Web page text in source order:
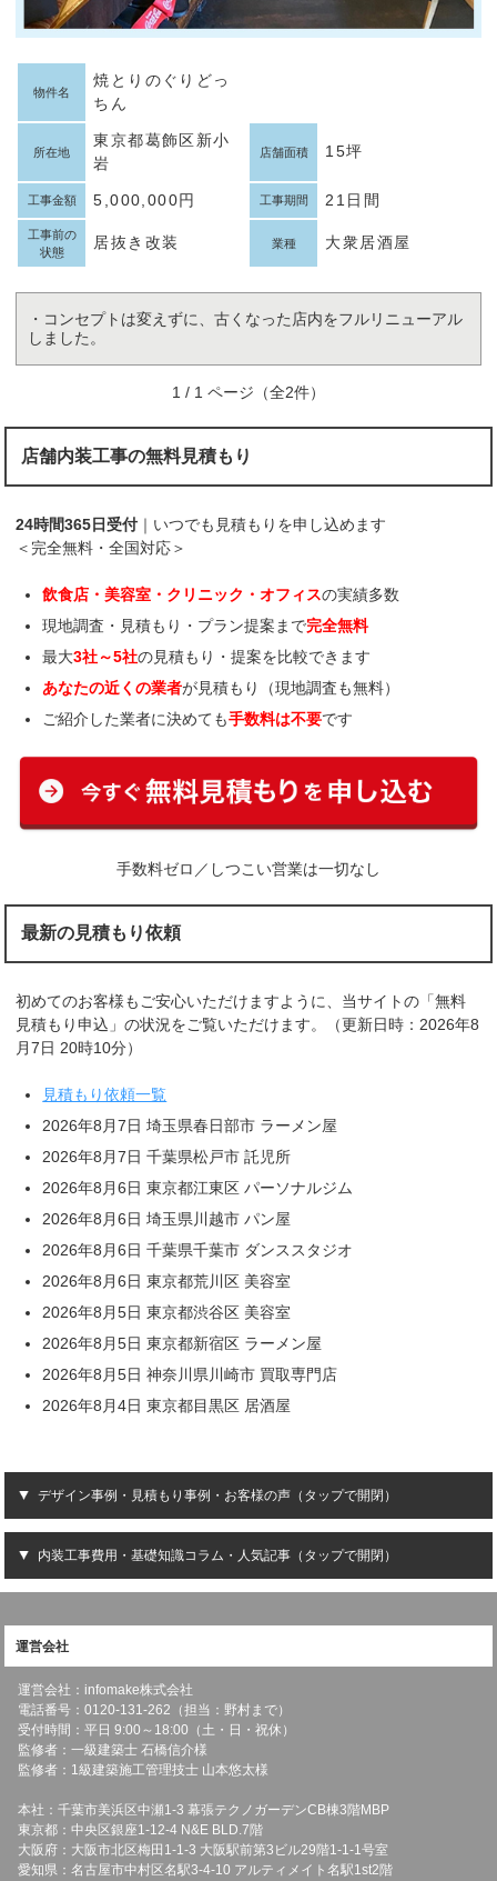
物件名
焼とりのぐりどっ
ちん
所在地
東京都葛飾区新小
岩
店舗面積 15坪
工事金額 5,000,000円 工事期間 21日間
工事前の
状態
居抜き改装 業種 大衆居酒屋
・コンセプトは変えずに、古くなった店内をフルリニューアル
しました。
1 / 1 ページ（全2件）
店舗内装工事の無料見積もり
24時間365日受付 ｜いつでも見積もりを申し込めます
＜完全無料・全国対応＞
飲食店・美容室・クリニック・オフィスの実績多数
現地調査・見積もり・プラン提案まで完全無料
最大3社～5社の見積もり・提案を比較できます
あなたの近くの業者が見積もり（現地調査も無料）
ご紹介した業者に決めても手数料は不要です
手数料ゼロ／しつこい営業は一切なし
最新の見積もり依頼
初めてのお客様もご安心いただけますように、当サイトの「無料
見積もり申込」の状況をご覧いただけます。（更新日時：2026年8
月7日 20時10分）
見積もり依頼一覧
2026年8月7日 埼玉県春日部市 ラーメン屋
2026年8月7日 千葉県松戸市 託児所
2026年8月6日 東京都江東区 パーソナルジム
2026年8月6日 埼玉県川越市 パン屋
2026年8月6日 千葉県千葉市 ダンススタジオ
2026年8月6日 東京都荒川区 美容室
2026年8月5日 東京都渋谷区 美容室
2026年8月5日 東京都新宿区 ラーメン屋
2026年8月5日 神奈川県川崎市 買取専門店
2026年8月4日 東京都目黒区 居酒屋
デザイン事例・見積もり事例・お客様の声（タップで開閉）
内装工事費用・基礎知識コラム・人気記事（タップで開閉）
運営会社
運営会社：infomake株式会社
電話番号：0120-131-262（担当：野村まで）
受付時間：平日 9:00～18:00（土・日・祝休）
監修者：一級建築士 石橋信介様
監修者：1級建築施工管理技士 山本悠太様
本社：千葉市美浜区中瀬1-3 幕張テクノガーデンCB棟3階MBP
東京都：中央区銀座1-12-4 N&E BLD.7階
大阪府：大阪市北区梅田1-1-3 大阪駅前第3ビル29階1-1-1号室
愛知県：名古屋市中村区名駅3-4-10 アルティメイト名駅1st2階